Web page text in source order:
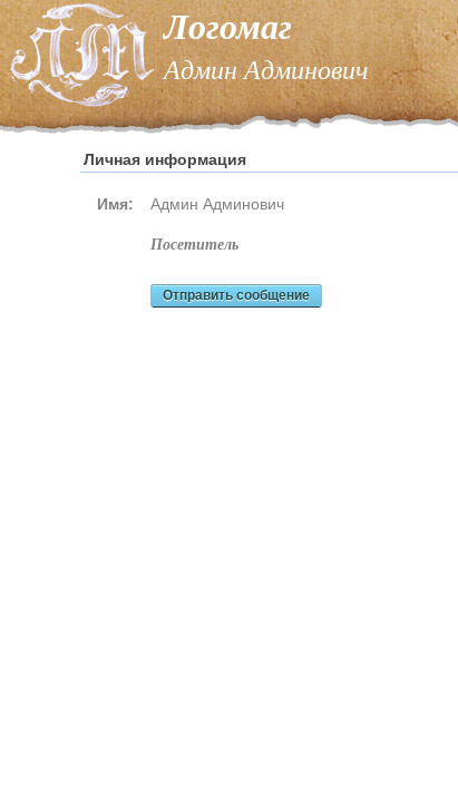
Логомаг
Админ Админович
Личная информация
Имя: Админ Админович
посетитель
Отправить сообщение